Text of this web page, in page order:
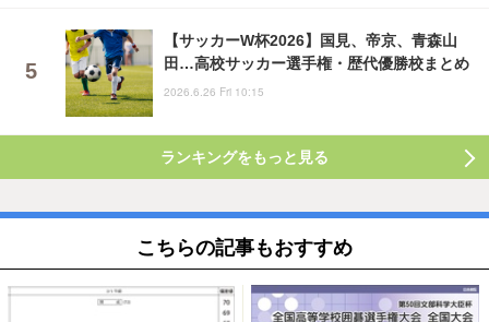
【サッカーW杯2026】国見、帝京、青森山
田…高校サッカー選手権・歴代優勝校まとめ
2026.6.26 Fri 10:15
ランキングをもっと見る
こちらの記事もおすすめ